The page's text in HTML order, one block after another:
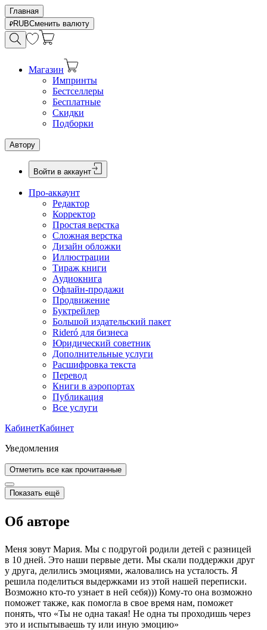
Главная
RUBСменить валюту
Магазин
Импринты
Бестселлеры
Бесплатные
Скидки
Подборки
Автору
Войти в аккаунт
Про-аккаунт
Редактор
Корректор
Простая верстка
Сложная верстка
Дизайн обложки
Иллюстрации
Тираж книги
Аудиокнига
Офлайн-продажи
Продвижение
Буктрейлер
Большой издательский пакет
Rideró для бизнеса
Юридический советник
Дополнительные услуги
Расшифровка текста
Перевод
Книги в аэропортах
Публикация
Все услуги
КабинетКабинет
Уведомления
Отметить все как прочитанные
Показать ещё
Об авторе
Меня зовут Мария. Мы с подругой родили детей с разницей
в 10 дней. Это наши первые дети. Мы скали поддержки друг
у друга, делились эмоциями, жаловались на усталость. Я
решила поделиться выдержками из этой нашей переписки.
Возможно кто-то узнает в ней себя))) Кому-то она возможно
поможет также, как помогла в свое время нам, поможет
понять, что «Ты не одна такая! Не одна ты проходишь через
это и испытываешь ту или иную эмоцию»